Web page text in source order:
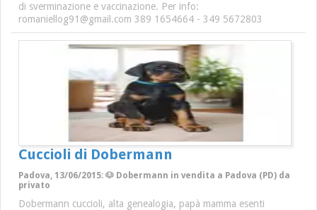
di sverminazione e vaccinazione. Per info:
romaniellog91@gmail.com 389 1654664 - 349 5672803
Cuccioli di Dobermann
Padova, 13/06/2015: 🐶 Dobermann in vendita a Padova (PD) da
privato
Dobermann cuccioli, alta genealogia, papà mamma esenti